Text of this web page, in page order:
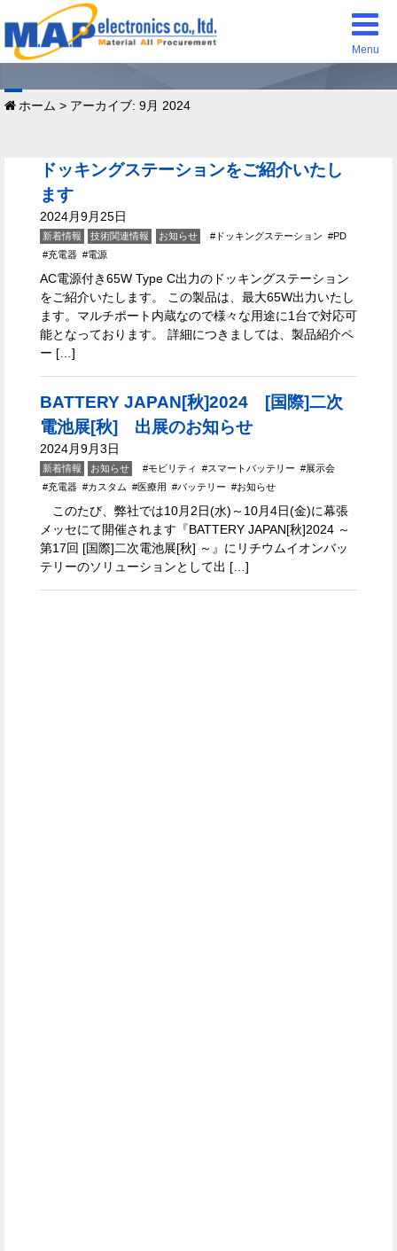
Menu
ホーム > アーカイブ: 9月 2024
ドッキングステーションをご紹介いたし
ます
2024月9月25日
新着情報 技術関連情報 お知らせ ドッキングステーション
PD
充電器
電源
AC電源付き65W Type C出力のドッキングステーション
をご紹介いたします。 この製品は、最大65W出力いたし
ます。マルチポート内蔵なので様々な用途に1台で対応可
能となっております。 詳細につきましては、製品紹介ペ
ー […]
BATTERY JAPAN[秋]2024 [国際]二次
電池展[秋] 出展のお知らせ
2024月9月3日
新着情報 お知らせ モビリティ スマートバッテリー
展示会
充電器
カスタム 医療用 バッテリー お知らせ
このたび、弊社では10月2日(水)～10月4日(金)に幕張
メッセにて開催されます『BATTERY JAPAN[秋]2024 ～
第17回 [国際]二次電池展[秋] ～』にリチウムイオンバッ
テリーのソリューションとして出 […]